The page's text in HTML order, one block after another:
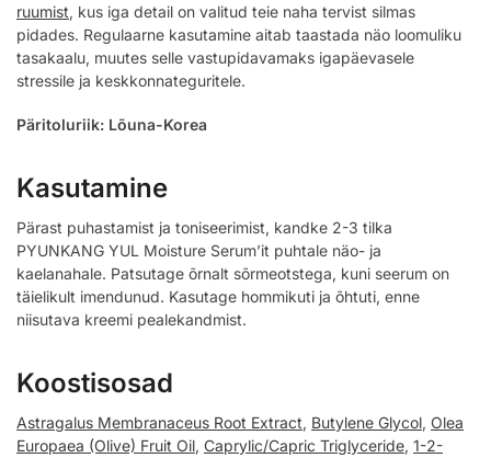
ruumist, kus iga detail on valitud teie naha tervist silmas
pidades. Regulaarne kasutamine aitab taastada näo loomuliku
tasakaalu, muutes selle vastupidavamaks igapäevasele
stressile ja keskkonnateguritele.
Päritoluriik: Lõuna-Korea
Kasutamine
Pärast puhastamist ja toniseerimist, kandke 2-3 tilka
PYUNKANG YUL Moisture Serum’it puhtale näo- ja
kaelanahale. Patsutage õrnalt sõrmeotstega, kuni seerum on
täielikult imendunud. Kasutage hommikuti ja õhtuti, enne
niisutava kreemi pealekandmist.
Koostisosad
Astragalus Membranaceus Root Extract, Butylene Glycol, Olea
Europaea (Olive) Fruit Oil, Caprylic/Capric Triglyceride, 1-2-